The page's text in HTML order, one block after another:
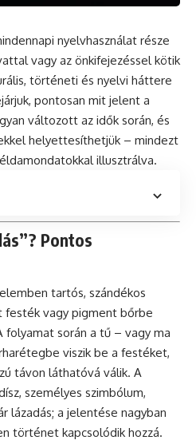
nyelvhasználat része
vagy az önkifejezéssel kötik
történeti és nyelvi háttere
pontosan mit jelent a
változott az idők során, és
helyettesíthetjük – mindezt
illusztrálva.
Pontos
tartós, szándékos
vagy pigment bőrbe
során a tű – vagy ma
viszik be a festéket,
távon láthatóvá válik. A
személyes szimbólum,
lázadás; a jelentése nagyban
történet kapcsolódik hozzá.